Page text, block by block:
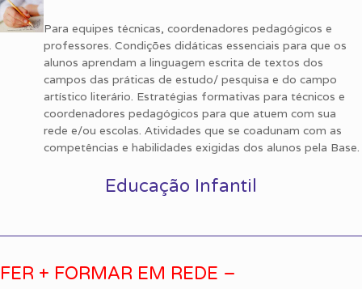
Para equipes técnicas, coordenadores pedagógicos e
professores. Condições didáticas essenciais para que os
alunos aprendam a linguagem escrita de textos dos
campos das práticas de estudo/ pesquisa e do campo
artístico literário. Estratégias formativas para técnicos e
coordenadores pedagógicos para que atuem com sua
rede e/ou escolas. Atividades que se coadunam com as
competências e habilidades exigidas dos alunos pela Base.
Educação Infantil
FER + FORMAR EM REDE –